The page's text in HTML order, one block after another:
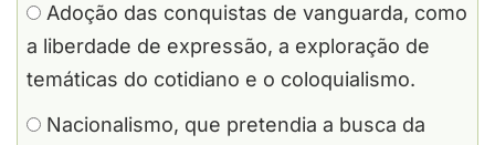
Adoção das conquistas de vanguarda, como
a liberdade de expressão, a exploração de
temáticas do cotidiano e o coloquialismo.
Nacionalismo, que pretendia a busca da